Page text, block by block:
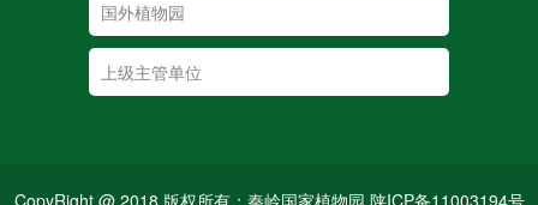
CopyRight @ 2018 版权所有：秦岭国家植物园 陕ICP备11003194号